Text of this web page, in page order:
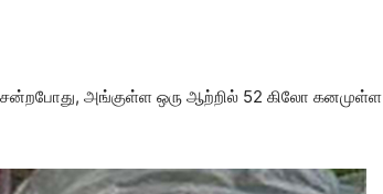
அங்குள்ள ஒரு ஆற்றில் 52 கிலோ கனமுள்ள